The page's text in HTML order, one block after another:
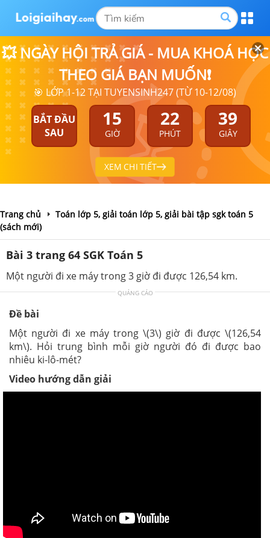
💥 NGÀY HỘI TRẢ GIÁ - MUA KHOÁ HỌC
THEO GIÁ BẠN MUỐN❗
🎯 LỚP 1-12 TẠI TUYENSINH247 (TỪ 10-12/08)
BẮT ĐẦU
SAU
15
GIỜ
22
PHÚT
39
GIÂY
XEM CHI TIẾT
Trang chủ
Toán lớp 5, giải toán lớp 5, giải bài tập sgk toán 5
(sách mới)
Bài 3 trang 64 SGK Toán 5
Một người đi xe máy trong 3 giờ đi được 126,54 km.
QUẢNG CÁO
Đề bài
Một người đi xe máy trong \(3\) giờ đi được \(126,54
km\). Hỏi trung bình mỗi giờ người đó đi được bao
nhiêu ki-lô-mét?
Video hướng dẫn giải